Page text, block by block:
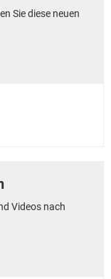
Sie diese neuen
Videos nach